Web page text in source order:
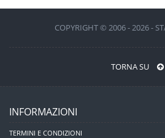
COPYRIGHT © 2006 - 2026 -
TORNA SU
INFORMAZIONI
TERMINI E CONDIZIONI